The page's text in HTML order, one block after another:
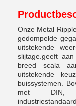
Onze Metal
gedompelde
uitstekende
slijtage.geeft
breed scala
uitstekende
buissystemen.
met